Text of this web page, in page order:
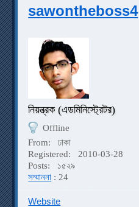
sawontheboss4
নিয়ন্ত্রক (এডমিনিস্ট্রেটর)
Offline
From:
ঢাকা
Registered:
2010-03-28
Posts:
১৫২৯
সম্মাননা : 24
Website